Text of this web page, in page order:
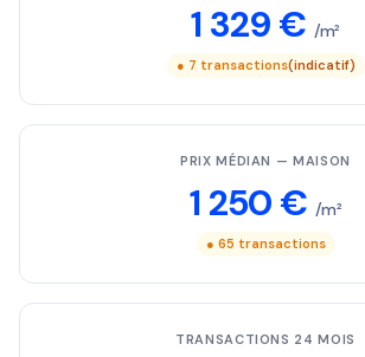
1 329 € /m²
● 7 transactions(indicatif)
PRIX MÉDIAN — MAISON
1 250 € /m²
● 65 transactions
TRANSACTIONS 24 MOIS